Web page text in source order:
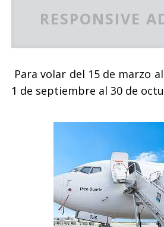
RESPONSIVE
Para volar del 15 de marzo
1 de septiembre al 30 de